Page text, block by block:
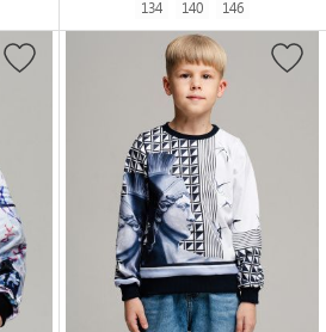
134
140 146